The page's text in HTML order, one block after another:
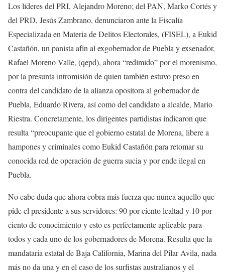
Los líderes del PRI, Alejandro Moreno; del PAN, Marko Cortés y
del PRD, Jesús Zambrano, denunciaron ante la Fiscalía
Especializada en Materia de Delitos Electorales, (FISEL), a Eukid
Castañón, un panista afín al exgobernador de Puebla y exsenador,
Rafael Moreno Valle, (qepd), ahora “redimido” por el morenismo,
por la presunta intromisión de quien también estuvo preso en
contra del candidato de la alianza opositora al gobernador de
Puebla, Eduardo Rivera, así como del candidato a alcalde, Mario
Riestra. Concretamente, los dirigentes partidistas indicaron que
resulta “preocupante que el gobierno estatal de Morena, libere a
hampones y criminales como Eukid Castañón para retomar su
conocida red de operación de guerra sucia y por ende ilegal en
Puebla.
No cabe duda que ahora cobra más fuerza que nunca aquello que
pide el presidente a sus servidores: 90 por ciento lealtad y 10 por
ciento de conocimiento y esto es perfectamente aplicable para
todos y cada uno de los gobernadores de Morena. Resulta que la
mandataria estatal de Baja California, Marina del Pilar Avila, nada
más no da una y en el caso de los surfistas australianos y el